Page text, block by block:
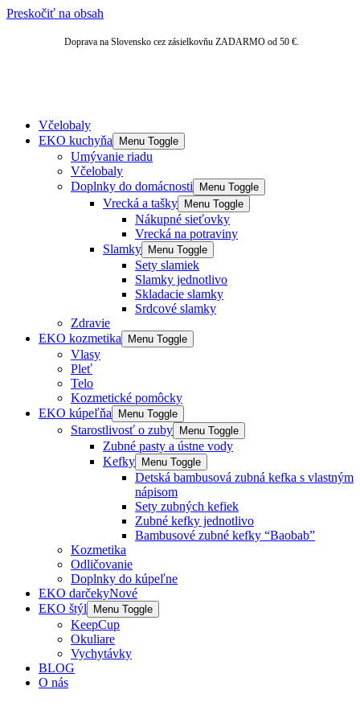
Preskočiť na obsah
Doprava na Slovensko cez zásielkovňu ZADARMO od 50 €.
Včelobaly
EKO kuchyňa
Menu Toggle
Umývanie riadu
Včelobaly
Doplnky do domácnosti
Menu Toggle
Vrecká a tašky Menu Toggle
Nákupné sieťovky
Vrecká na potraviny
Slamky
Menu Toggle
Sety slamiek
Slamky jednotlivo
Skladacie slamky
Srdcové slamky
Zdravie
EKO kozmetika
Menu Toggle
Vlasy
Pleť
Telo
Kozmetické pomôcky
EKO kúpeľňa
Menu Toggle
Starostlivosť o zuby Menu Toggle
Zubné pasty a ústne vody
Kefky
Menu Toggle
Detská bambusová zubná kefka s vlastným
nápisom
Sety zubných kefiek
Zubné kefky jednotlivo
Bambusové zubné kefky “Baobab”
Kozmetika
Odličovanie
Doplnky do kúpeľne
EKO darčekyNové
EKO štýl
Menu Toggle
KeepCup
Okuliare
Vychytávky
BLOG
O nás